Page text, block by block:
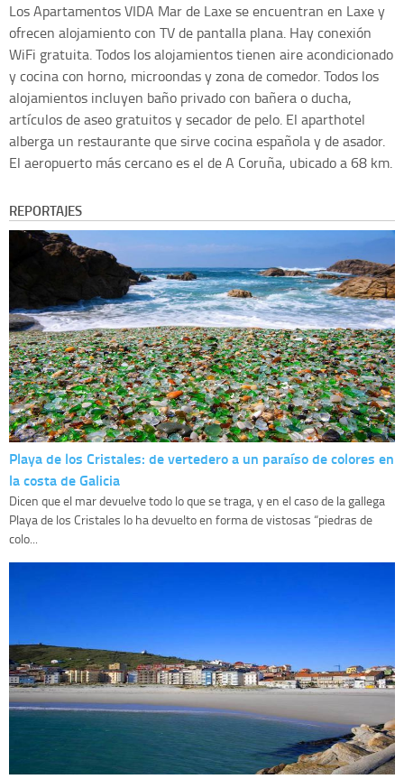
Los Apartamentos VIDA Mar de Laxe se encuentran en Laxe y
ofrecen alojamiento con TV de pantalla plana. Hay conexión
WiFi gratuita. Todos los alojamientos tienen aire acondicionado
y cocina con horno, microondas y zona de comedor. Todos los
alojamientos incluyen baño privado con bañera o ducha,
artículos de aseo gratuitos y secador de pelo. El aparthotel
alberga un restaurante que sirve cocina española y de asador.
El aeropuerto más cercano es el de A Coruña, ubicado a 68 km.
REPORTAJES
Playa de los Cristales: de vertedero a un paraíso de colores en
la costa de Galicia
Dicen que el mar devuelve todo lo que se traga, y en el caso de la gallega
Playa de los Cristales lo ha devuelto en forma de vistosas “piedras de
colo...